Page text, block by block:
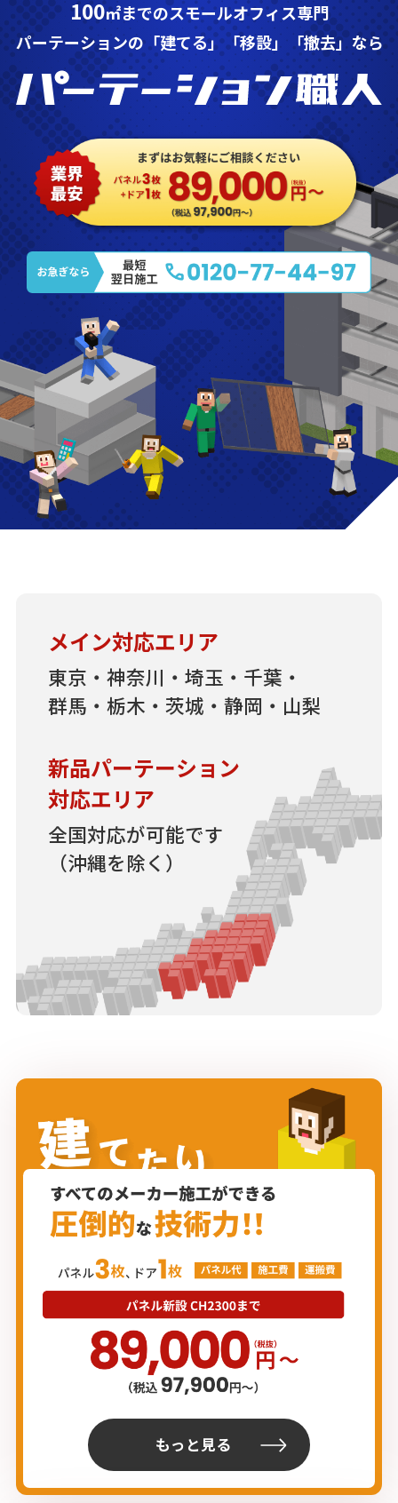
100㎡までのスモールオフィス専門
パーテーションの「建てる」「移設」「撤去」なら
メイン対応エリア
東京・神奈川・埼玉・千葉・
群馬・栃木・茨城・静岡・山梨
新品パーテーション
対応エリア
全国対応が可能です
（沖縄を除く）
もっと見る